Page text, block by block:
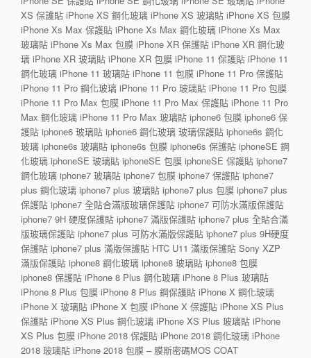
XS 保護貼 iPhone XS 鋼化玻璃 iPhone XS 玻璃貼 iPhone XS 包膜
iPhone Xs Max 保護貼 iPhone Xs Max 鋼化玻璃 iPhone Xs Max
玻璃貼 iPhone Xs Max 包膜 iPhone XR 保護貼 iPhone XR 鋼化玻
璃 iPhone XR 玻璃貼 iPhone XR 包膜 iPhone 11 保護貼 iPhone 11
鋼化玻璃 iPhone 11 玻璃貼 iPhone 11 包膜 iPhone 11 Pro 保護貼
iPhone 11 Pro 鋼化玻璃 iPhone 11 Pro 玻璃貼 iPhone 11 Pro 包膜
iPhone 11 Pro Max 包膜 iPhone 11 Pro Max 保護貼 iPhone 11 Pro
Max 鋼化玻璃 iPhone 11 Pro Max 玻璃貼 iphone6 包膜 iphone6 保
護貼 iphone6 玻璃貼 iphone6 鋼化玻璃 玻璃保護貼 iphone6s 鋼化
玻璃 iphone6s 玻璃貼 iphone6s 包膜 iphone6s 保護貼 iphoneSE 鋼
化玻璃 iphoneSE 玻璃貼 iphoneSE 包膜 iphoneSE 保護貼 iphone7
鋼化玻璃 iphone7 玻璃貼 iphone7 包膜 iphone7 保護貼 iphone7
plus 鋼化玻璃 iphone7 plus 玻璃貼 iphone7 plus 包膜 iphone7 plus
保護貼 iphone7 全貼合滿版玻璃保護貼 iphone7 可防水滿版保護貼
iphone7 9H 硬度保護貼 iphone7 滿版保護貼 iphone7 plus 全貼合滿
版玻璃保護貼 iphone7 plus 可防水滿版保護貼 iphone7 plus 9H硬度
保護貼 iphone7 plus 滿版保護貼 HTC U11 滿版保護貼 Sony XZP
滿版保護貼 iphone8 鋼化玻璃 iphone8 玻璃貼 iphone8 包膜
iphone8 保護貼 iPhone 8 Plus 鋼化玻璃 iPhone 8 Plus 玻璃貼
iPhone 8 Plus 包膜 iPhone 8 Plus 鋼保護貼 iPhone X 鋼化玻璃
iPhone X 玻璃貼 iPhone X 包膜 iPhone X 保護貼 iPhone XS Plus
保護貼 iPhone XS Plus 鋼化玻璃 iPhone XS Plus 玻璃貼 iPhone
XS Plus 包膜 iPhone 2018 保護貼 iPhone 2018 鋼化玻璃 iPhone
2018 玻璃貼 iPhone 2018 包膜 – 膜斯密碼MOS COAT